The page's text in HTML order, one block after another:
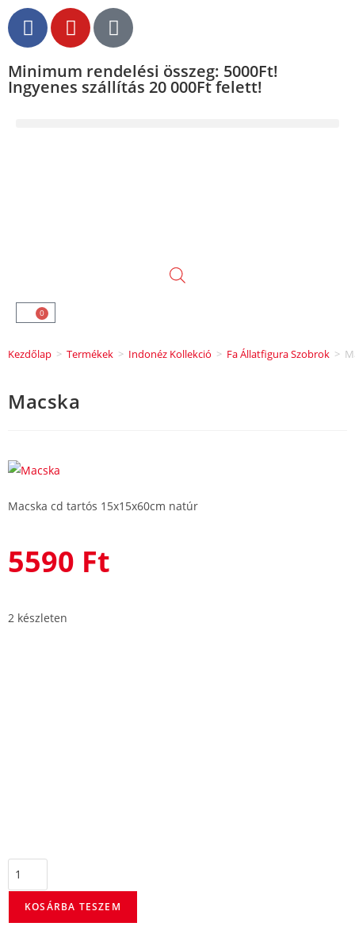
Minimum rendelési összeg: 5000Ft!
Ingyenes szállítás 20 000Ft felett!
0
Kezdőlap > Termékek > Indonéz Kollekció > Fa Állatfigura Szobrok >
Macska
Macska cd tartós 15x15x60cm natúr
5590 Ft
2 készleten
KOSÁRBA TESZEM